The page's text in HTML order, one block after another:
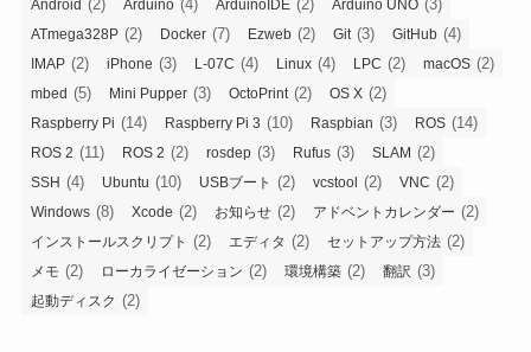
Android (2) Arduino (4) ArduinoIDE (2) Arduino UNO (3)
ATmega328P (2) Docker (7) Ezweb (2) Git (3) GitHub (4)
IMAP (2) iPhone (3) L-07C (4) Linux (4) LPC (2) macOS (2)
mbed (5) Mini Pupper (3) OctoPrint (2) OS X (2)
Raspberry Pi (14) Raspberry Pi 3 (10) Raspbian (3) ROS (14)
ROS 2 (11) ROS 2 (2) rosdep (3) Rufus (3) SLAM (2)
SSH (4) Ubuntu (10) USBブート (2) vcstool (2) VNC (2)
Windows (8) Xcode (2) お知らせ (2) アドベントカレンダー (2)
インストールスクリプト (2) エディタ (2) セットアップ方法 (2)
メモ (2) ローカライゼーション (2) 環境構築 (2) 翻訳 (3)
起動ディスク (2)